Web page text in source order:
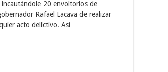
20 envoltorios de
Rafael Lacava de realizar
acto delictivo. Así …